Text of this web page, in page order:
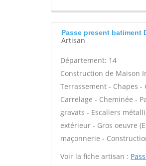
Passe present batiment
Artisan
Département: 14
Construction de Maison
Terrassement - Chapes
Carrelage - Cheminée -
gravats - Escaliers
extérieur - Gros oeuvre
maçonnerie -
Voir la fiche artisan :